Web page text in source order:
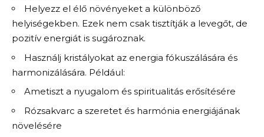
Helyezz el élő növényeket a különböző
helyiségekben. Ezek nem csak tisztítják a levegőt, de
pozitív energiát is sugároznak.
Használj kristályokat az energia fókuszálására és
harmonizálására. Például:
Ametiszt a nyugalom és spiritualitás erősítésére
Rózsakvarc a szeretet és harmónia energiájának
növelésére